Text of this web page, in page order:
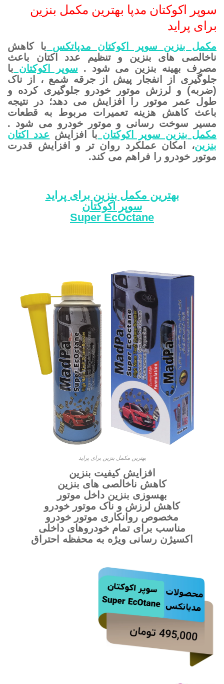
سوپر اکوکتان مدپا بهترین مکمل بنزین
برای پراید
مکمل بنزین سوپر اکوکتان مدپاتکس با کاهش
ناخالصی های بنزین و تنظیم عدد اکتان باعث
مصرف بهینه بنزین می شود . سوپر اکوکتان با
جلوگیری از انفجار پیش از جرقه شمع ، از ناک
(ضربه) و لرزش موتور خودرو جلوگیری کرده و
طول عمر موتور را افزایش می دهد؛ در نتیجه
باعث کاهش هزینه تعمیرات مربوط به قطعات
مسیر سوخت رسانی و موتور خودرو می شود .
مکمل بنزین سوپر اکوکتان با افزایش عدد اکتان
بنزین، امکان عملکرد روان تر و افزایش قدرت
موتور خودرو را فراهم می کند.
بهترین مکمل بنزین برای پراید
سوپر اکوکتان
Super EcOctane
بهترین مکمل بنزین برای پراید
افزایش کیفیت بنزین
کاهش ناخالصی های بنزین
بهسوزی بنزین داخل موتور
کاهش لرزش و ناک موتور خودرو
مخصوص روانکاری موتور خودرو
مناسب برای تمام خودروهای داخلی
اکسیژن رسانی ویژه به محفظه احتراق